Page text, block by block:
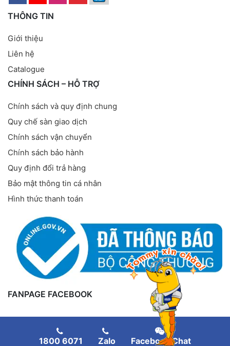
THÔNG TIN
Giới thiệu
Liên hệ
Catalogue
CHÍNH SÁCH – HỖ TRỢ
Chính sách và quy định chung
Quy chế sàn giao dịch
Chính sách vận chuyển
Chính sách bảo hành
Quy định đổi trả hàng
Bảo mật thông tin cá nhân
Hình thức thanh toán
FANPAGE FACEBOOK
1800 6071 Zalo Facebook Chat